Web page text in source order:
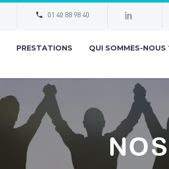

 01 40 88 98 40
PRESTATIONS QUI SOMMES-NOUS